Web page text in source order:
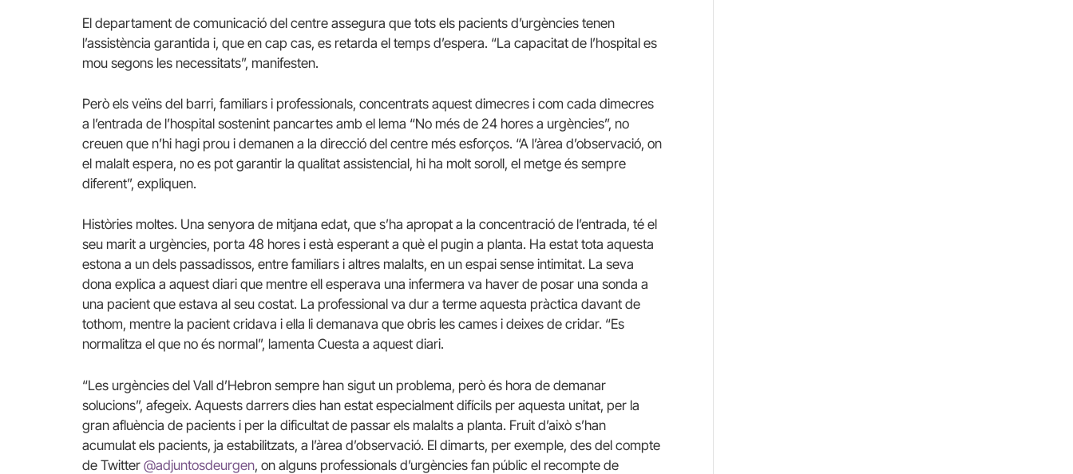
El departament de comunicació del centre assegura que tots els pacients d’urgències tenen
l’assistència garantida i, que en cap cas, es retarda el temps d’espera. “La capacitat de l’hospital es
mou segons les necessitats”, manifesten.
Però els veïns del barri, familiars i professionals, concentrats aquest dimecres i com cada dimecres
a l’entrada de l’hospital sostenint pancartes amb el lema “No més de 24 hores a urgències”, no
creuen que n’hi hagi prou i demanen a la direcció del centre més esforços. “A l’àrea d’observació, on
el malalt espera, no es pot garantir la qualitat assistencial, hi ha molt soroll, el metge és sempre
diferent”, expliquen.
Històries moltes. Una senyora de mitjana edat, que s’ha apropat a la concentració de l’entrada, té el
seu marit a urgències, porta 48 hores i està esperant a què el pugin a planta. Ha estat tota aquesta
estona a un dels passadissos, entre familiars i altres malalts, en un espai sense intimitat. La seva
dona explica a aquest diari que mentre ell esperava una infermera va haver de posar una sonda a
una pacient que estava al seu costat. La professional va dur a terme aquesta pràctica davant de
tothom, mentre la pacient cridava i ella li demanava que obris les cames i deixes de cridar. “Es
normalitza el que no és normal”, lamenta Cuesta a aquest diari.
“Les urgències del Vall d’Hebron sempre han sigut un problema, però és hora de demanar
solucions”, afegeix. Aquests darrers dies han estat especialment difícils per aquesta unitat, per la
gran afluència de pacients i per la dificultat de passar els malalts a planta. Fruit d’això s’han
acumulat els pacients, ja estabilitzats, a l’àrea d’observació. El dimarts, per exemple, des del compte
de Twitter @adjuntosdeurgen, on alguns professionals d’urgències fan públic el recompte de